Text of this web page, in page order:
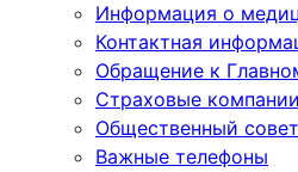
Информация о
Контактная
Обращение к
Страховые компании
Общественный совет
Важные телефоны